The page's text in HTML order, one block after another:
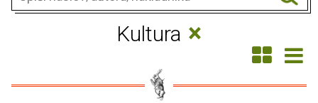
Kultura ×